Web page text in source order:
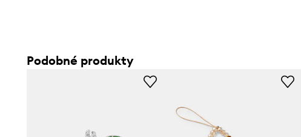
Podobné produkty